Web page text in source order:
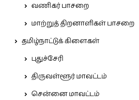
வணிகர் பாசறை
மாற்றுத் திறனாளிகள் பாசறை
தமிழ்நாட்டுக் கிளைகள்
புதுச்சேரி
திருவள்ளூர் மாவட்டம்
சென்னை மாவட்டம்